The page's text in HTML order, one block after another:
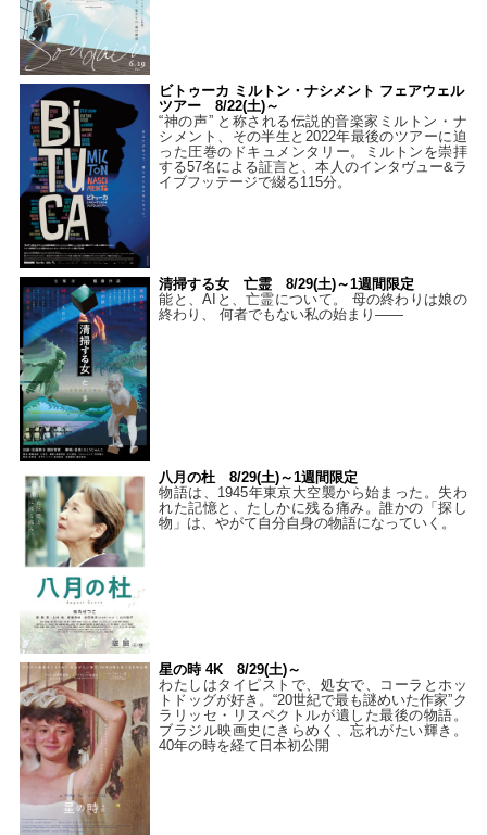
ビトゥーカ ミルトン・ナシメント フェアウェル
ツアー 8/22(土)～
“神の声” と称される伝説的音楽家ミルトン・ナ
シメント、その半生と2022年最後のツアーに迫
った圧巻のドキュメンタリー。ミルトンを崇拝
する57名による証言と、本人のインタヴュー&ラ
イブフッテージで綴る115分。
清掃する女 亡霊 8/29(土)～1週間限定
能と、AIと、亡霊について。 母の終わりは娘の
終わり、 何者でもない私の始まり――
八月の杜 8/29(土)～1週間限定
物語は、1945年東京大空襲から始まった。失わ
れた記憶と、たしかに残る痛み。誰かの「探し
物」は、やがて自分自身の物語になっていく。
星の時 4K 8/29(土)～
わたしはタイピストで、処⼥で、コーラとホッ
トドッグが好き。“20世紀で最も謎めいた作家”ク
ラリッセ・リスペクトルが遺した最後の物語。
ブラジル映画史にきらめく、忘れがたい輝き。
40年の時を経て⽇本初公開